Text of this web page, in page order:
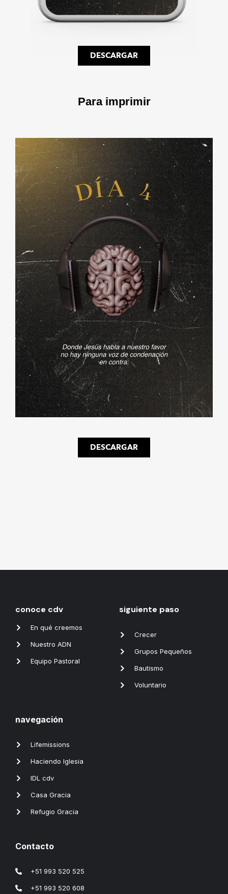
DESCARGAR
Para imprimir
DESCARGAR
conoce cdv
En qué creemos
Nuestro ADN
Equipo Pastoral
siguiente paso
Crecer
Grupos Pequeños
Bautismo
Voluntario
navegación
Lifemissions
Haciendo Iglesia
IDL cdv
Casa Gracia
Refugio Gracia
Contacto
+51 993 520 525
+51 993 520 608